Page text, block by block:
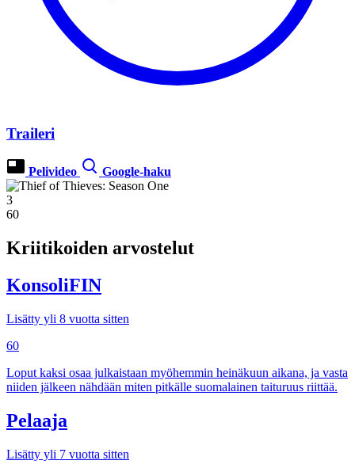
Traileri
Pelivideo Google-haku
3
60
Kriitikoiden arvostelut
KonsoliFIN
Lisätty yli 8 vuotta sitten
60
Loput kaksi osaa julkaistaan myöhemmin heinäkuun aikana, ja vasta
niiden jälkeen nähdään miten pitkälle suomalainen taituruus riittää.
Pelaaja
Lisätty yli 7 vuotta sitten